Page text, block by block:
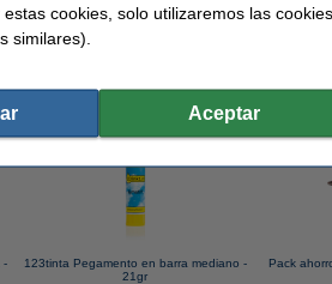
también han elegido estos artículos.
-
123tinta Pegamento en barra mediano -
21gr
Pack
cookies, solo utilizaremos las
similares).
Aceptar